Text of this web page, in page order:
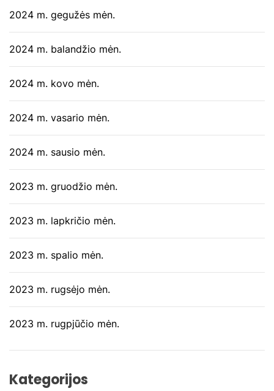
2024 m. gegužės mėn.
2024 m. balandžio mėn.
2024 m. kovo mėn.
2024 m. vasario mėn.
2024 m. sausio mėn.
2023 m. gruodžio mėn.
2023 m. lapkričio mėn.
2023 m. spalio mėn.
2023 m. rugsėjo mėn.
2023 m. rugpjūčio mėn.
Kategorijos